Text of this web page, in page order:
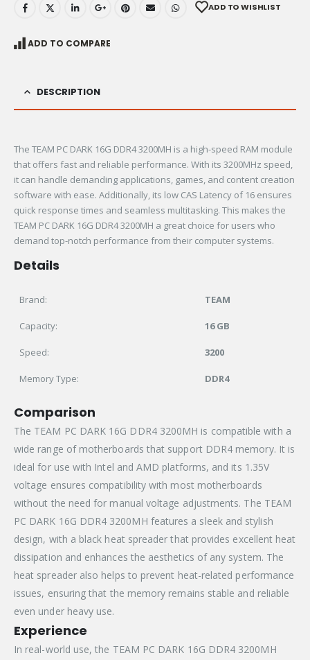
ADD TO WISHLIST
ADD TO COMPARE
DESCRIPTION
The TEAM PC DARK 16G DDR4 3200MH is a high-speed RAM module
that offers fast and reliable performance. With its 3200MHz speed,
it can handle demanding applications, games, and content creation
software with ease. Additionally, its low CAS Latency of 16 ensures
quick response times and seamless multitasking. This makes the
TEAM PC DARK 16G DDR4 3200MH a great choice for users who
demand top-notch performance from their computer systems.
Details
Brand: TEAM
Capacity: 16 GB
Speed: 3200
Memory Type: DDR4
Comparison
The TEAM PC DARK 16G DDR4 3200MH is compatible with a
wide range of motherboards that support DDR4 memory. It is
ideal for use with Intel and AMD platforms, and its 1.35V
voltage ensures compatibility with most motherboards
without the need for manual voltage adjustments. The TEAM
PC DARK 16G DDR4 3200MH features a sleek and stylish
design, with a black heat spreader that provides excellent heat
dissipation and enhances the aesthetics of any system. The
heat spreader also helps to prevent heat-related performance
issues, ensuring that the memory remains stable and reliable
even under heavy use.
Experience
In real-world use, the TEAM PC DARK 16G DDR4 3200MH